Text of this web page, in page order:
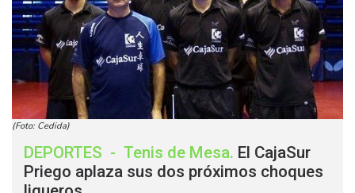
(Foto: Cedida)
DEPORTES - Tenis de Mesa. El CajaSur
Priego aplaza sus dos próximos choques